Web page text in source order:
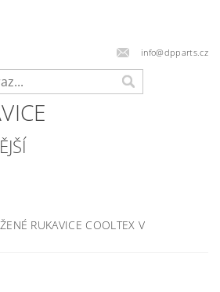
info@dpparts.cz
RUKAVICE COOLTEX V